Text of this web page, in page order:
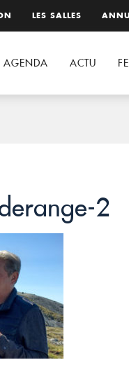
LES SALLES
AGENDA ACTU
2